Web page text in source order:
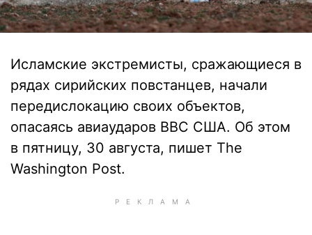
Исламские экстремисты, сражающиеся в
рядах сирийских повстанцев, начали
передислокацию своих объектов,
опасаясь авиаударов ВВС США. Об этом
в пятницу, 30 августа, пишет The
Washington Post.